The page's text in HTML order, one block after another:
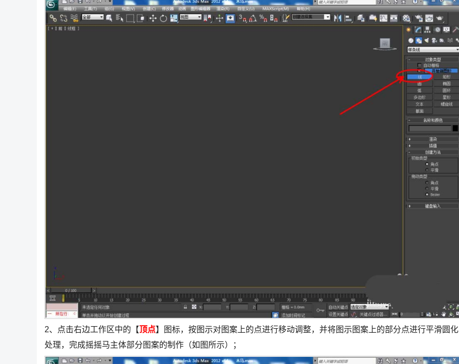
2、点击右边工作区中的【顶点】图标，按图示对图案上的点进行移动调整，并将图示图案上的部分点进行平滑圆化
处理，完成摇摇马主体部分图案的制作（如图所示）；